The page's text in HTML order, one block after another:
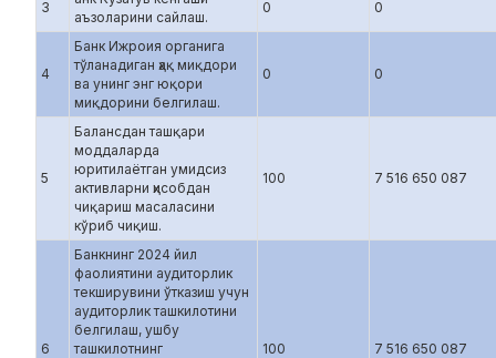
3
аъзоларини сайлаш.
0 0
4
Банк Ижроия органига
тўланадиган ҳақ миқдори
ва унинг энг юқори
миқдорини белгилаш.
0 0
5
Балансдан ташқари
моддаларда
юритилаётган умидсиз
активларни ҳисобдан
чиқариш масаласини
кўриб чиқиш.
100 7 516 650 087
6
Банкнинг 2024 йил
фаолиятини аудиторлик
текширувини ўтказиш учун
аудиторлик ташкилотини
белгилаш, ушбу
ташкилотнинг
100 7 516 650 087